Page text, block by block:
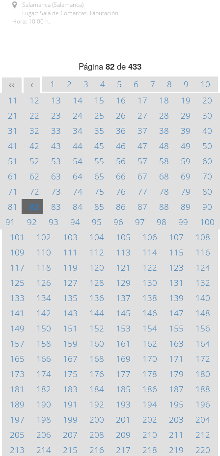
Salamanca (Salamanca)
Lugar: Sala de Comarcas. Diputación
Hora: 10:00 h.
Página 82 de 433
<< < 1 2 3 4 5 6 7 8 9
10
11
12 13 14 15 16 17 18 19
20
21
22 23 24 25 26 27 28 29
30
31
32 33 34 35 36 37 38 39
40
41
42 43 44 45 46 47 48 49
50
51
52 53 54 55 56 57 58 59
60
61
62 63 64 65 66 67 68 69
70
71
72 73 74 75 76 77 78 79
80
81
82 83 84 85 86 87 88 89
90
91
92 93 94 95 96 97 98 99
100
101
102 103 104 105 106 107
108
109
110 111 112 113 114 115
116
117
118 119 120 121 122 123
124
125
126 127 128 129 130 131
132
133
134 135 136 137 138 139
140
141
142 143 144 145 146 147
148
149
150 151 152 153 154 155
156
157
158 159 160 161 162 163
164
165
166 167 168 169 170 171
172
173
174 175 176 177 178 179
180
181
182 183 184 185 186 187
188
189
190 191 192 193 194 195
196
197
198 199 200 201 202 203
204
205
206 207 208 209 210 211
212
213
214 215 216 217 218 219
220